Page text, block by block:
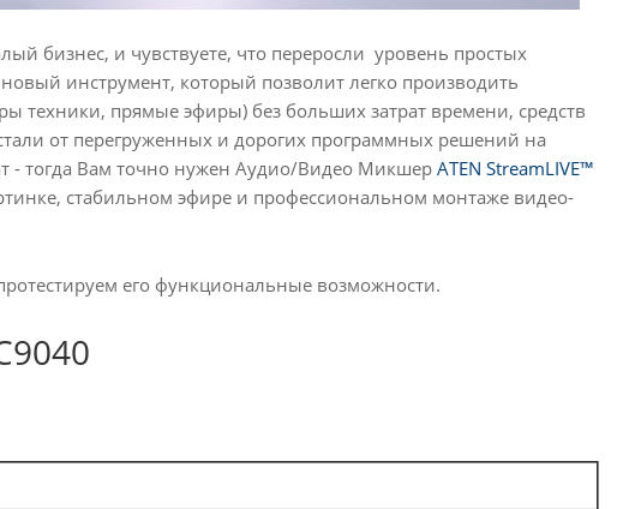
бизнес, и чувствуете, что переросли уровень простых
инструмент, который позволит легко производить
техники, прямые эфиры) без больших затрат времени, средств
от перегруженных и дорогих программных решений на
- тогда Вам точно нужен Аудио/Видео Микшер ATEN StreamLIVE™
стабильном эфире и профессиональном монтаже видео-
его функциональные возможности.